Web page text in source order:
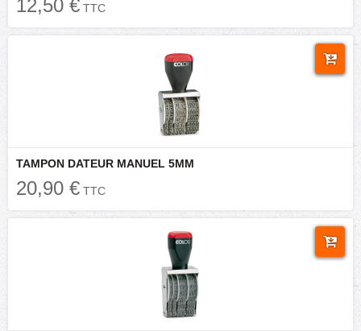
12,50 € TTC
TAMPON DATEUR MANUEL 5MM
20,90 € TTC